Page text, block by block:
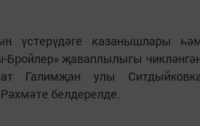
үстерүдәге казанышлары
Бройлер» җаваплылыгы
Галимҗан улы
белдерелде.